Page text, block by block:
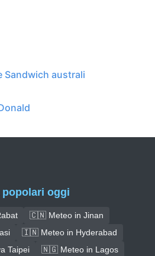
australi
popolari oggi
🇨🇳 Meteo in Jinan
🇮🇳 Meteo in Hyderabad
Taipei
🇳🇬 Meteo in Lagos